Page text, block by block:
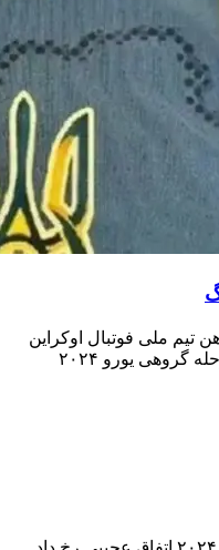
ملی فوتبال اوکراین
در جلسه قبل از بازی با رومانی در مرحله گروهی یورو ۲۰۲۴